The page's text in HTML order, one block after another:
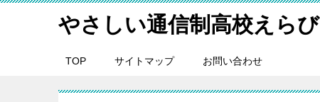
やさしい通信制高校えらび
TOP サイトマップ お問い合わせ